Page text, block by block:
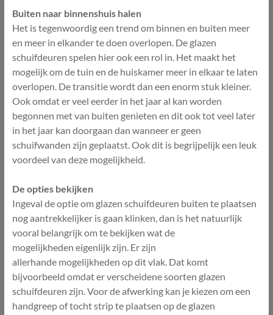
Buiten naar binnenshuis halen
Het is tegenwoordig een trend om binnen en buiten meer
en meer in elkander te doen overlopen. De glazen
schuifdeuren spelen hier ook een rol in. Het maakt het
mogelijk om de tuin en de huiskamer meer in elkaar te laten
overlopen. De transitie wordt dan een enorm stuk kleiner.
Ook omdat er veel eerder in het jaar al kan worden
begonnen met van buiten genieten en dit ook tot veel later
in het jaar kan doorgaan dan wanneer er geen
schuifwanden zijn geplaatst. Ook dit is begrijpelijk een leuk
voordeel van deze mogelijkheid.
De opties bekijken
Ingeval de optie om glazen schuifdeuren buiten te plaatsen
nog aantrekkelijker is gaan klinken, dan is het natuurlijk
vooral belangrijk om te bekijken wat de
mogelijkheden eigenlijk zijn. Er zijn
allerhande mogelijkheden op dit vlak. Dat komt
bijvoorbeeld omdat er verscheidene soorten glazen
schuifdeuren zijn. Voor de afwerking kan je kiezen om een
handgreep of tocht strip te plaatsen op de glazen